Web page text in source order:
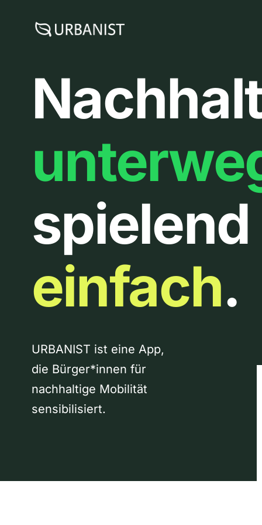
spielend
einfach.
URBANIST ist eine App,
die Bürger*innen für
nachhaltige Mobilität
sensibilisiert.